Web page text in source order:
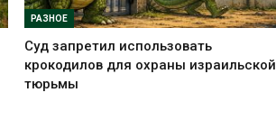
РАЗНОЕ
Суд запретил использовать
крокодилов для охраны израильской
тюрьмы